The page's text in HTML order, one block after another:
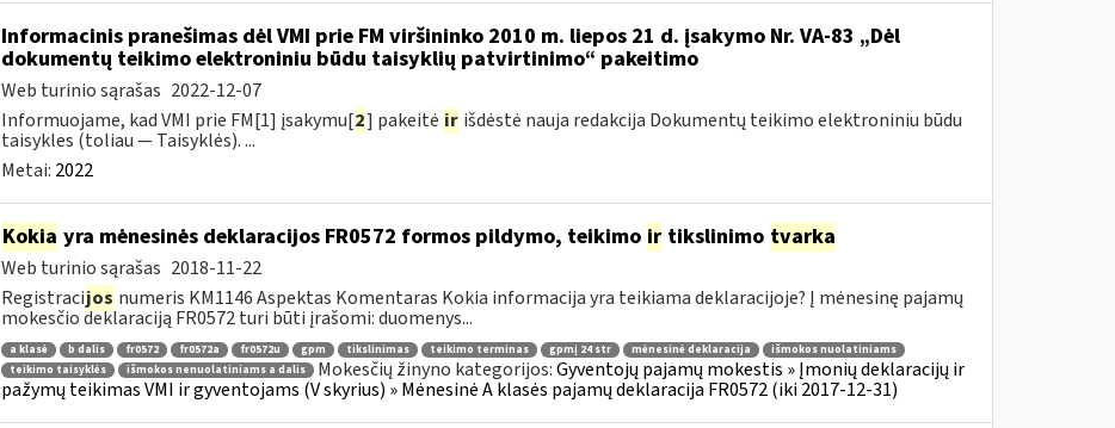
Informacinis pranešimas dėl VMI prie FM viršininko 2010 m. liepos 21 d. įsakymo Nr. VA-83 „Dėl
dokumentų teikimo elektroniniu būdu taisyklių patvirtinimo“ pakeitimo
Web turinio sąrašas 2022-12-07
Informuojame, kad VMI prie FM[1] įsakymu[2] pakeitė ir išdėstė nauja redakcija Dokumentų teikimo elektroniniu būdu
taisykles (toliau — Taisyklės). ...
Metai: 2022
Kokia yra mėnesinės deklaracijos FR0572 formos pildymo, teikimo irtikslinimo tvarka
Web turinio sąrašas 2018-11-22
Registracijos numeris KM1146 Aspektas Komentaras Kokia informacija yra teikiama deklaracijoje? Į mėnesinę pajamų
mokesčio deklaraciją FR0572 turi būti įrašomi: duomenys...
a klasė b dalis fr0572 fr0572a fr0572u gpm tikslinimas teikimo terminas gpmį 24 str mėnesinė deklaracija
išmokos nuolatiniams
teikimo taisyklės
išmokos nenuolatiniams a dalis Mokesčių žinyno kategorijos:Gyventojų pajamų mokestis » Įmonių deklaracijų ir
pažymų teikimas VMI ir gyventojams (V skyrius) » Mėnesinė A klasės pajamų deklaracija FR0572 (iki 2017-12-31)